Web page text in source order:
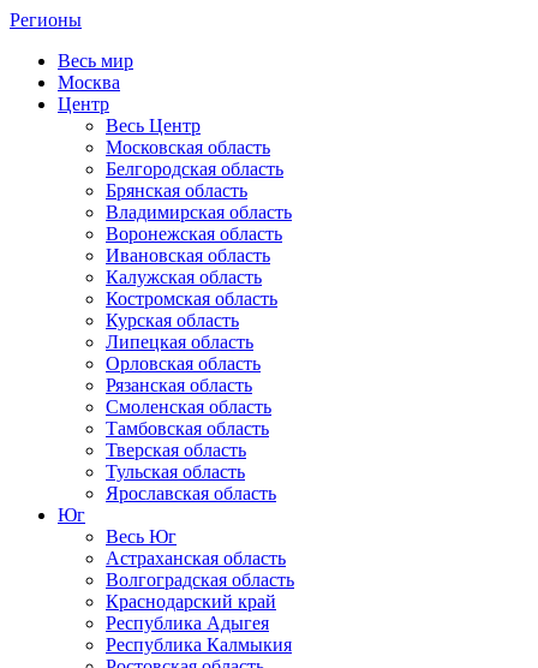
Регионы
Весь мир
Москва
Центр
Весь Центр
Московская область
Белгородская область
Брянская область
Владимирская область
Воронежская область
Ивановская область
Калужская область
Костромская область
Курская область
Липецкая область
Орловская область
Рязанская область
Смоленская область
Тамбовская область
Тверская область
Тульская область
Ярославская область
Юг
Весь Юг
Астраханская область
Волгоградская область
Краснодарский край
Республика Адыгея
Республика Калмыкия